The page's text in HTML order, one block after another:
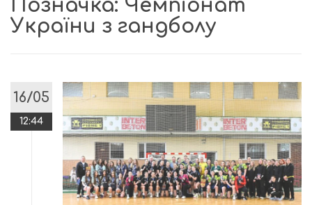
Позначка: Чемпіонат
України з гандболу
16/05
12:44